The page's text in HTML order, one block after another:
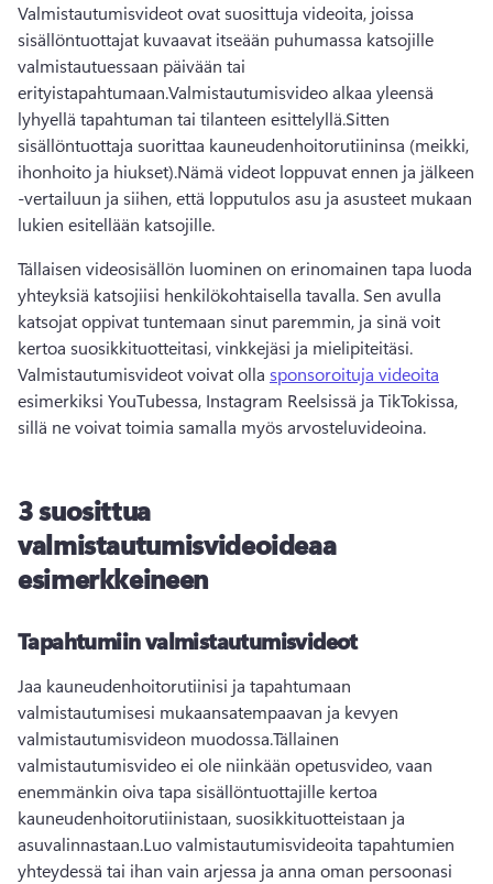
Valmistautumisvideot ovat suosittuja videoita, joissa
sisällöntuottajat kuvaavat itseään puhumassa katsojille
valmistautuessaan päivään tai
erityistapahtumaan.Valmistautumisvideo alkaa yleensä
lyhyellä tapahtuman tai tilanteen esittelyllä.Sitten
sisällöntuottaja suorittaa kauneudenhoitorutiininsa (meikki,
ihonhoito ja hiukset).Nämä videot loppuvat ennen ja jälkeen
-vertailuun ja siihen, että lopputulos asu ja asusteet mukaan
lukien esitellään katsojille.
Tällaisen videosisällön luominen on erinomainen tapa luoda
yhteyksiä katsojiisi henkilökohtaisella tavalla. Sen avulla
katsojat oppivat tuntemaan sinut paremmin, ja sinä voit
Valmistautumisvideot voivat olla sponsoroituja videoita
esimerkiksi YouTubessa, Instagram Reelsissä ja TikTokissa,
sillä ne voivat toimia samalla myös arvosteluvideoina.
3 suosittua
valmistautumisvideoideaa
esimerkkeineen
Tapahtumiin valmistautumisvideot
Jaa kauneudenhoitorutiinisi ja tapahtumaan
valmistautumisesi mukaansatempaavan ja kevyen
valmistautumisvideon muodossa.Tällainen
valmistautumisvideo ei ole niinkään opetusvideo, vaan
enemmänkin oiva tapa sisällöntuottajille kertoa
kauneudenhoitorutiinistaan, suosikkituotteistaan ja
asuvalinnastaan.Luo valmistautumisvideoita tapahtumien
yhteydessä tai ihan vain arjessa ja anna oman persoonasi